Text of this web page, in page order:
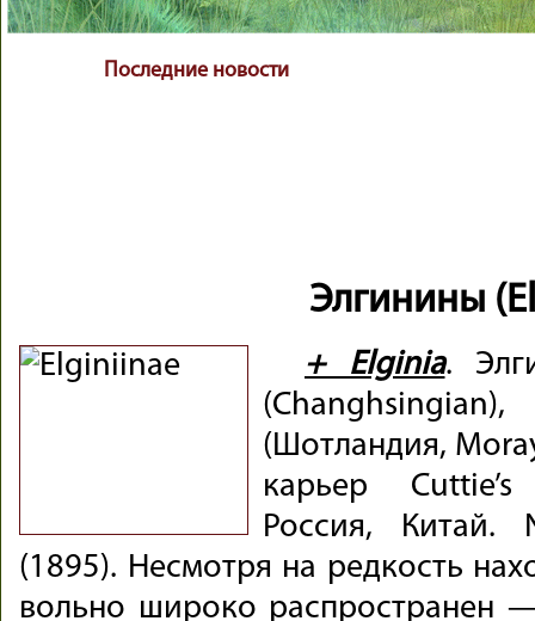
Последние новости
Элгинины
+ Elginia.
(Шотландия,
карьер
Россия, Китай.
(1895). Не­смот­ря на ред­кость
воль­но ши­ро­ко рас­про­стра­нен